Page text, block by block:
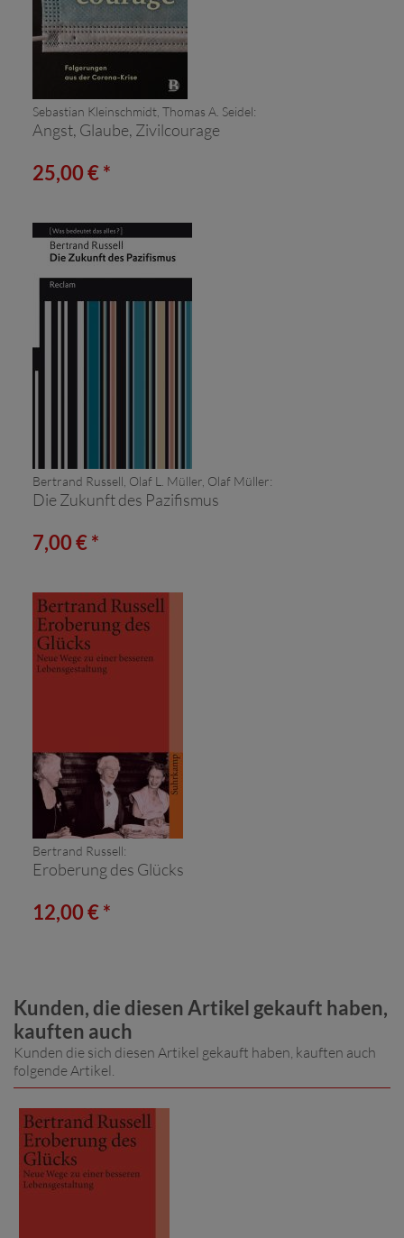
Sebastian Kleinschmidt, Thomas A. Seidel:
Angst, Glaube, Zivilcourage
25,00 € *
Bertrand Russell, Olaf L. Müller, Olaf Müller:
Die Zukunft des Pazifismus
7,00 € *
Bertrand Russell:
Eroberung des Glücks
12,00 € *
Kunden, die diesen Artikel gekauft haben,
kauften auch
Kunden die sich diesen Artikel gekauft haben, kauften auch
folgende Artikel.